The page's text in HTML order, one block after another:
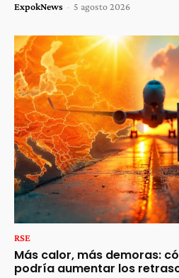
ExpokNews - 5 agosto 2026
RSE
Más calor, más demoras:
podría aumentar los